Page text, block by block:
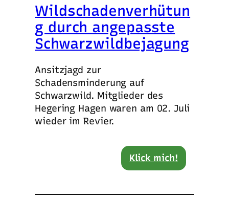
Wildschadenverhütun
g durch angepasste
Schwarzwildbejagung
Ansitzjagd zur
Schadensminderung auf
Schwarzwild. Mitglieder des
Hegering Hagen waren am 02. Juli
wieder im Revier.
Klick mich!